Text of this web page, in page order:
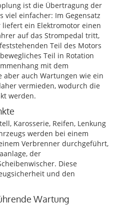
ist die Übertragung der
viel einfacher: Im Gegensatz
ein Elektromotor einen
auf das Strompedal tritt,
Teil des Motors
Teil in Rotation
mit dem
aber auch Wartungen wie ein
vermieden, wodurch die
werden.
Karosserie, Reifen, Lenkung
werden bei einem
Verbrenner durchgeführt,
der
Diese
und den
Wartung